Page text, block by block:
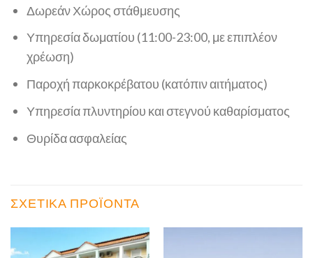
Δωρεάν Χώρος στάθμευσης
Υπηρεσία δωματίου (11:00-23:00, με επιπλέον
χρέωση)
Παροχή παρκοκρέβατου (κατόπιν αιτήματος)
Υπηρεσία πλυντηρίου και στεγνού καθαρίσματος
Θυρίδα ασφαλείας
ΣΧΕΤΙΚΆ ΠΡΟΪΌΝΤΑ